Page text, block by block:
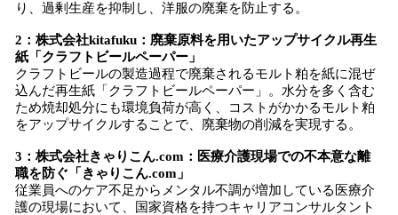
り、過剰生産を抑制し、洋服の廃棄を防止する。
2：株式会社kitafuku：廃棄原料を用いたアップサイクル再生
紙「クラフトビールペーパー」
クラフトビールの製造過程で廃棄されるモルト粕を紙に混ぜ
込んだ再生紙「クラフトビールペーパー」。水分を多く含む
ため焼却処分にも環境負荷が高く、コストがかかるモルト粕
をアップサイクルすることで、廃棄物の削減を実現する。
3：株式会社きゃりこん.com：医療介護現場での不本意な離
職を防ぐ「きゃりこん.com」
従業員へのケア不足からメンタル不調が増加している医療介
護の現場において、国家資格を持つキャリアコンサルタント